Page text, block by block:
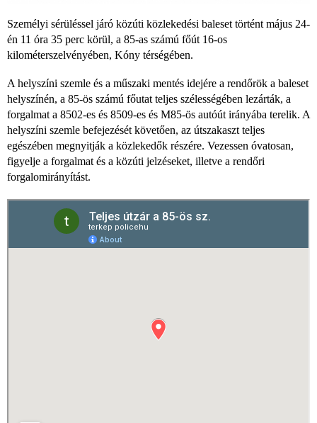
Személyi sérüléssel járó közúti közlekedési baleset történt május 24-
én 11 óra 35 perc körül, a 85-as számú főút 16-os
kilométerszelvényében, Kóny térségében.
A helyszíni szemle és a műszaki mentés idejére a rendőrök a baleset
helyszínén, a 85-ös számú főutat teljes szélességében lezárták, a
forgalmat a 8502-es és 8509-es és M85-ös autóút irányába terelik. A
helyszíni szemle befejezését követően, az útszakaszt teljes
egészében megnyitják a közlekedők részére. Vezessen óvatosan,
figyelje a forgalmat és a közúti jelzéseket, illetve a rendőri
forgalomirányítást.